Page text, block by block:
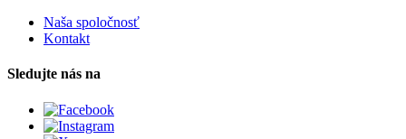
Naša spoločnosť
Kontakt
Sledujte nás na